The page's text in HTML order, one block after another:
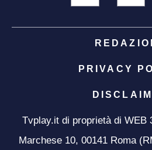
PRIVACY
Tvplay.it di proprietà di WEB
Marchese 10, 00141 Roma